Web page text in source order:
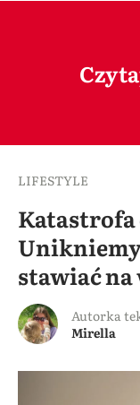
LIFESTYLE
Katastrofa
stawiać
Autorka
Mirella